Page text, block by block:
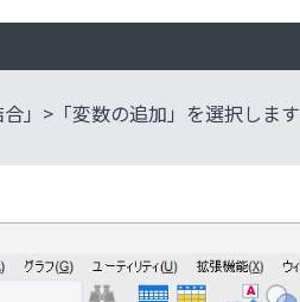
」>「変数の追加」を選択します